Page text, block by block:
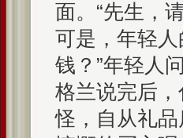
面。“先生，
可是，年轻
钱？”年轻人
格兰说完后
怪，自从礼